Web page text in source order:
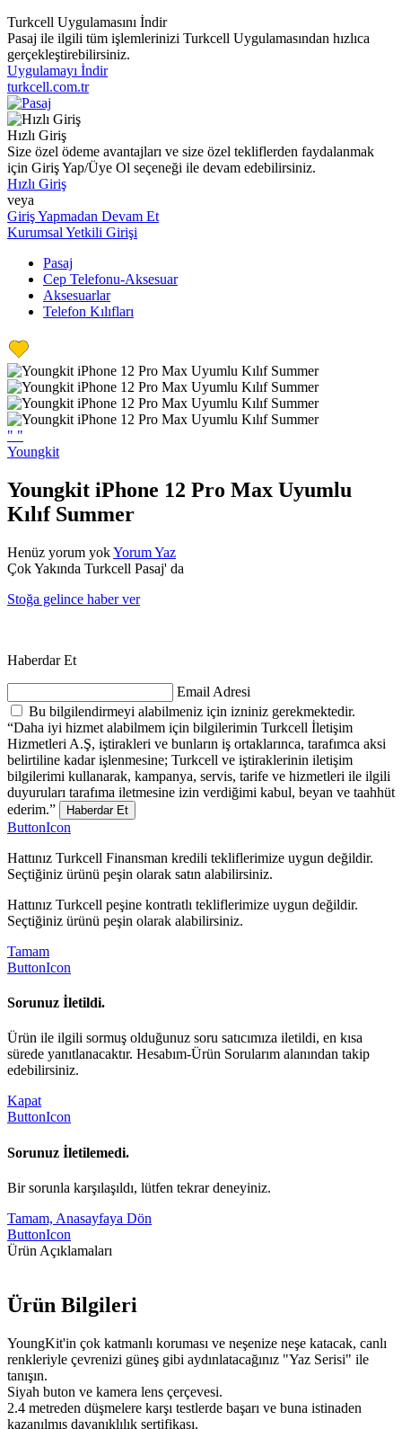
Turkcell Uygulamasını İndir
Pasaj ile ilgili tüm işlemlerinizi Turkcell Uygulamasından hızlıca
gerçekleştirebilirsiniz.
Uygulamayı İndir
turkcell.com.tr
Hızlı Giriş
Size özel ödeme avantajları ve size özel tekliflerden faydalanmak
için Giriş Yap/Üye Ol seçeneği ile devam edebilirsiniz.
Hızlı Giriş
veya
Giriş Yapmadan Devam Et
Kurumsal Yetkili Girişi
Pasaj
Cep Telefonu-Aksesuar
Aksesuarlar
Telefon Kılıfları
" "
Youngkit
Youngkit iPhone 12 Pro Max Uyumlu
Kılıf Summer
Henüz yorum yokYorum Yaz
Çok Yakında Turkcell Pasaj' da
Stoğa gelince haber ver
Haberdar Et
Email Adresi
Bu bilgilendirmeyi alabilmeniz için izniniz gerekmektedir.
“Daha iyi hizmet alabilmem için bilgilerimin Turkcell İletişim
Hizmetleri A.Ş, iştirakleri ve bunların iş ortaklarınca, tarafımca aksi
belirtiline kadar işlenmesine; Turkcell ve iştiraklerinin iletişim
bilgilerimi kullanarak, kampanya, servis, tarife ve hizmetleri ile ilgili
duyuruları tarafıma iletmesine izin verdiğimi kabul, beyan ve taahhüt
ederim.”
Haberdar Et
ButtonIcon
Hattınız Turkcell Finansman kredili tekliflerimize uygun değildir.
Seçtiğiniz ürünü peşin olarak satın alabilirsiniz.
Hattınız Turkcell peşine kontratlı tekliflerimize uygun değildir.
Seçtiğiniz ürünü peşin olarak alabilirsiniz.
Tamam
ButtonIcon
Sorunuz İletildi.
Ürün ile ilgili sormuş olduğunuz soru satıcımıza iletildi, en kısa
sürede yanıtlanacaktır. Hesabım-Ürün Sorularım alanından takip
edebilirsiniz.
Kapat
ButtonIcon
Sorunuz İletilemedi.
Bir sorunla karşılaşıldı, lütfen tekrar deneyiniz.
Tamam, Anasayfaya Dön
ButtonIcon
Ürün Açıklamaları
Ürün Bilgileri
YoungKit'in çok katmanlı koruması ve neşenize neşe katacak, canlı
renkleriyle çevrenizi güneş gibi aydınlatacağınız "Yaz Serisi" ile
tanışın.
Siyah buton ve kamera lens çerçevesi.
2.4 metreden düşmelere karşı testlerde başarı ve buna istinaden
kazanılmış dayanıklılık sertifikası.